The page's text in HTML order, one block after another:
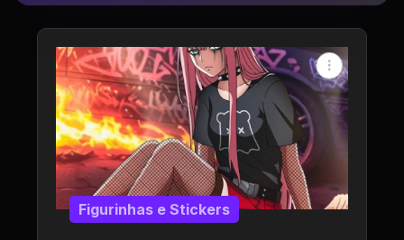
Figurinhas e Stickers